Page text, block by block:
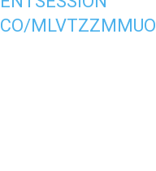
MLVTZZMMUO